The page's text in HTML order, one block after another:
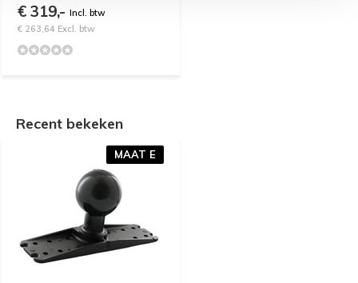
€ 319,- Incl. btw
€ 263,64 Excl. btw
Recent bekeken
MAAT E